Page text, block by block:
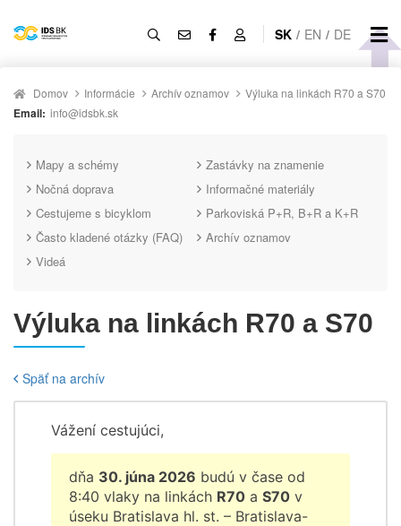
SK / EN / DE
Domov Informácie Archív oznamov Výluka na linkách R70 a S70
Email: info@idsbk.sk
Mapy a schémy
Zastávky na znamenie
Nočná doprava
Informačné materiály
Cestujeme s bicyklom
Parkoviská P+R, B+R a K+R
Často kladené otázky (FAQ)
Archív oznamov
Videá
Výluka na linkách R70 a S70
Späť na archív
Vážení cestujúci,
dňa 30. júna 2026 budú v čase od
8:40 vlaky na linkách R70 a S70 v
úseku Bratislava hl. st. – Bratislava-